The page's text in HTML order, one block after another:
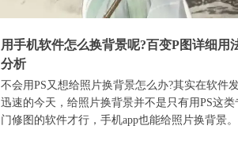
用手机软件怎么换背景呢?百变P图详细用
分析
不会用PS又想给照片换背景怎么办?其实在软件
迅速的今天，给照片换背景并不是只有用PS这类
门修图的软件才行，手机app也能给照片换背景